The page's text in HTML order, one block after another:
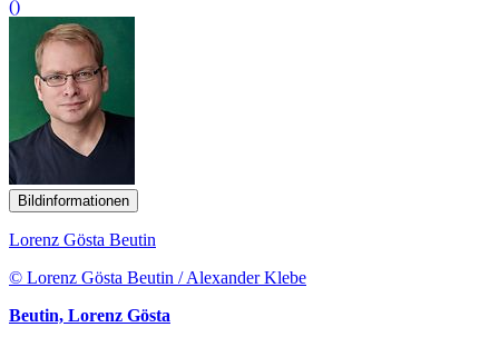
()
Bildinformationen
Lorenz Gösta Beutin
© Lorenz Gösta Beutin / Alexander Klebe
Beutin, Lorenz Gösta